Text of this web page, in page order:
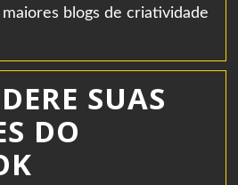
blogs de criatividade
SUAS
DO